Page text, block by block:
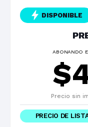
DISPONIBLE
ABONANDO
$
Precio sin
PRECIO DE